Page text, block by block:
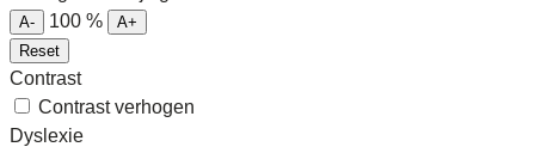
A- 100 %
A+
Reset
Contrast
Contrast verhogen
Dyslexie